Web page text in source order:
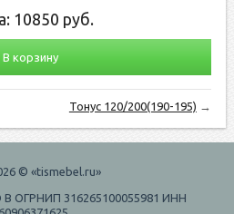
10850 руб.
В корзину
Тонуc 120/200(190-195) →
© «tismebel.ru»
ОГРНИП 316265100055981 ИНН